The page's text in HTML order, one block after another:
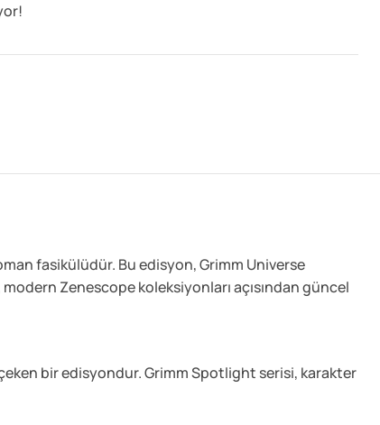
fasikülüdür. Bu edisyon, Grimm Universe
Zenescope koleksiyonları açısından güncel
bir edisyondur. Grimm Spotlight serisi, karakter